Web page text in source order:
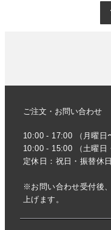
ご注文・お問い合わせ
10:00 - 17:00 （月曜日
10:00 - 15:00 （土曜日
定休日：祝日・振替休
※お問い合わせ受付後
上げます。